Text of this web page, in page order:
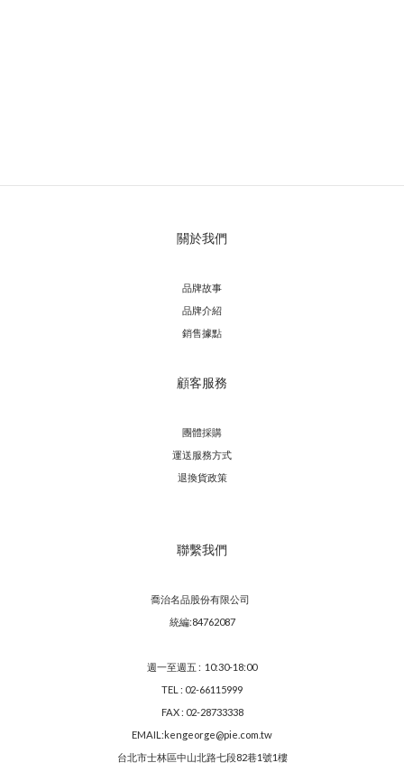
關於我們
品牌故事
品牌介紹
銷售據點
顧客服務
團體採購
運送服務方式
退換貨政策
聯繫我們
喬治名品股份有限公司
統編:84762087
週一至週五 : 10:30-18:00
TEL : 02-66115999
FAX : 02-28733338
EMAIL:kengeorge@pie.com.tw
台北市士林區中山北路七段82巷1號1樓